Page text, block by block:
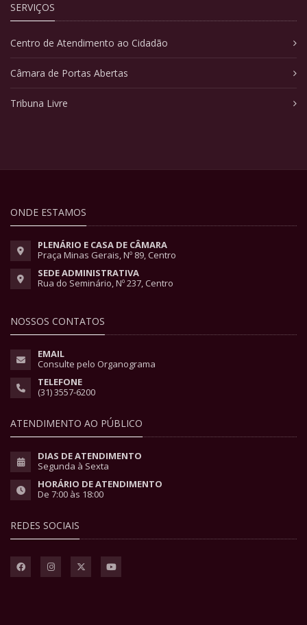
SERVIÇOS
Centro de Atendimento ao Cidadão
Câmara de Portas Abertas
Tribuna Livre
ONDE ESTAMOS
PLENÁRIO E CASA DE CÂMARA
Praça Minas Gerais, Nº 89, Centro
SEDE ADMINISTRATIVA
Rua do Seminário, Nº 237, Centro
NOSSOS CONTATOS
EMAIL
Consulte pelo Organograma
TELEFONE
(31) 3557-6200
ATENDIMENTO AO PÚBLICO
DIAS DE ATENDIMENTO
Segunda à Sexta
HORÁRIO DE ATENDIMENTO
De 7:00 às 18:00
REDES SOCIAIS